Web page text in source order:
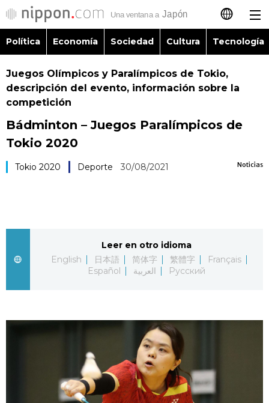
日本語
English
Economía
Guía de Japón
Vídeos e imágenes
En profundidad
Política Economía Sociedad Cultura Tecnología
Juegos Olímpicos y Paralímpicos de Tokio,
descripción del evento, información sobre la
competición
Bádminton – Juegos Paralímpicos de
Tokio 2020
Noticias
Tokio 2020 Deporte 30/08/2021
Leer en otro idioma
English
日本語 简体字 繁體字
Français
Español
العربية Русский